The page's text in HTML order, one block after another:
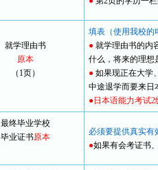
就学理由书
原本
（1页）
填表（使用我校的
● 就学理由书的内
什么，将来的理想
● 如果现正在大学
中途退学而要来日
●日本语能力考试
最终毕业学校
毕业证书原本
必须要提供真实有
●如果有会考证书